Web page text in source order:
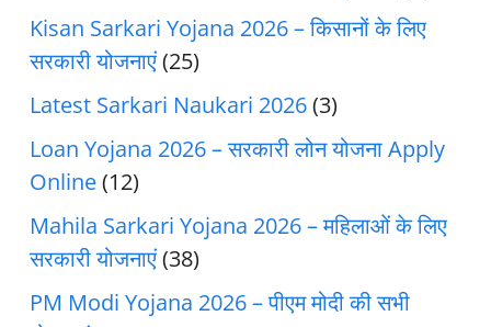
Kisan Sarkari Yojana 2026 – किसानों के लिए
सरकारी योजनाएं(25)
Latest Sarkari Naukari 2026(3)
Loan Yojana 2026 – सरकारी लोन योजना Apply
Online(12)
Mahila Sarkari Yojana 2026 – महिलाओं के लिए
सरकारी योजनाएं(38)
PM Modi Yojana 2026 – पीएम मोदी की सभी